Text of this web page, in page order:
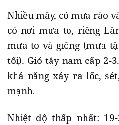
Nhiều mây, có mưa rào
có nơi mưa to, riêng
mưa to và giông (mưa
tối). Gió tây nam cấp 2-
khả năng xảy ra lốc,
mạnh.
Nhiệt độ thấp nhất: